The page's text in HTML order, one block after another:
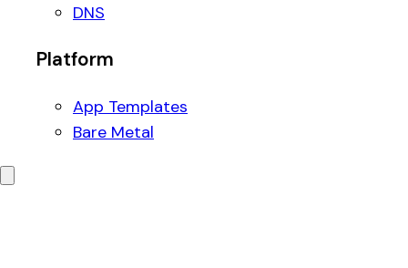
DNS
Platform
App Templates
Bare Metal